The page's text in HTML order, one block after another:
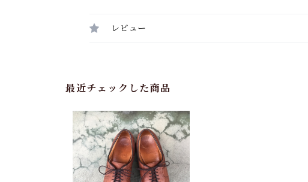
レビュー
最近チェックした商品